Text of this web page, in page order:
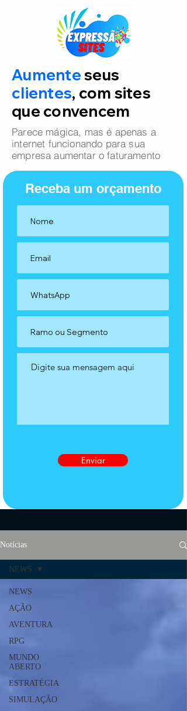
Aumenteseus
clientes, com sites
que convencem
Parece mágica, mas é apenas a
internet funcionando para sua
empresa aumentar o faturamento
Receba um orçamento
Enviar
Notícias
NEWS
AÇÃO
AVENTURA
RPG
MUNDO
ABERTO
ESTRATÉGIA
SIMULAÇÃO
NEWS